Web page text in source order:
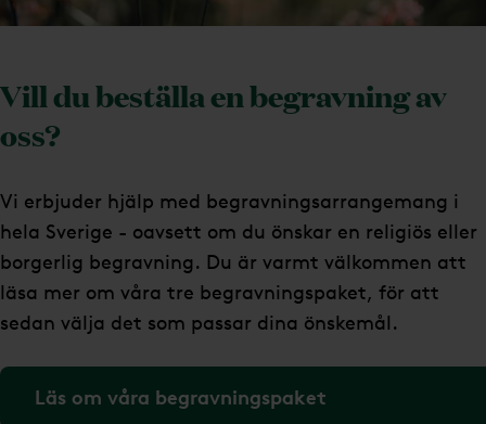
Vill du beställa en begravning av
oss?
Vi erbjuder hjälp med begravningsarrangemang i
hela Sverige - oavsett om du önskar en religiös eller
borgerlig begravning. Du är varmt välkommen att
läsa mer om våra tre begravningspaket, för att
sedan välja det som passar dina önskemål.
Läs om våra begravningspaket